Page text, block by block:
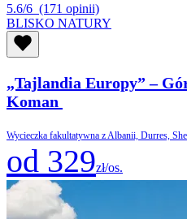
5.6/6 (171 opinii)
BLISKO NATURY
„Tajlandia Europy” –
Koman
Wycieczka fakultatywna z Albanii, Durres,
od 329zł/os.